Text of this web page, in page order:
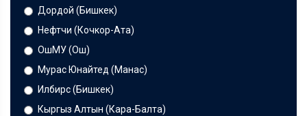
Дордой (Бишкек)
Нефтчи (Кочкор-Ата)
ОшМУ (Ош)
Мурас Юнайтед (Манас)
Илбирс (Бишкек)
Кыргыз Алтын (Кара-Балта)